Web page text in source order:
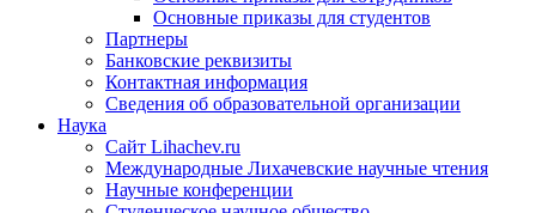
Основные приказы для студентов
Партнеры
Банковские реквизиты
Контактная информация
Сведения об образовательной организации
Наука
Сайт Lihachev.ru
Международные Лихачевские научные чтения
Научные конференции